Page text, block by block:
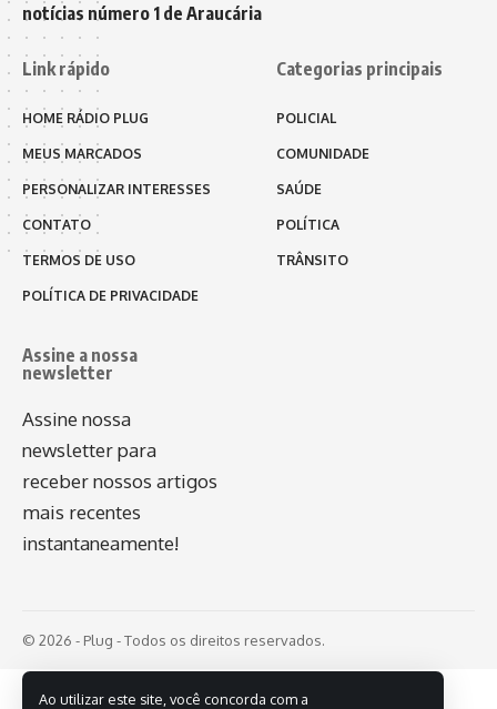
Ao utilizar este site, você concorda com a
notícias número 1 de Araucária
Link rápido
HOME RÁDIO PLUG
MEUS MARCADOS
PERSONALIZAR INTERESSES
CONTATO
TERMOS DE USO
POLÍTICA DE PRIVACIDADE
Categorias principais
POLICIAL
COMUNIDADE
SAÚDE
POLÍTICA
TRÂNSITO
Assine a nossa
newsletter
Assine nossa
newsletter para
receber nossos artigos
mais recentes
instantaneamente!
© 2026 - Plug - Todos os direitos reservados.